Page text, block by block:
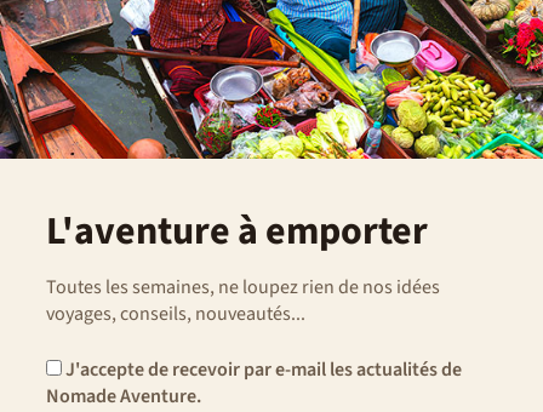
L'aventure à emporter
Toutes les semaines, ne loupez rien de nos idées
voyages, conseils, nouveautés...
J'accepte de recevoir par e-mail les actualités de
Nomade Aventure.